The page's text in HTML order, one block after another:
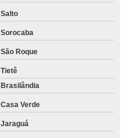
Salto
Sorocaba
São Roque
Tietê
Brasilândia
Casa Verde
Jaraguá